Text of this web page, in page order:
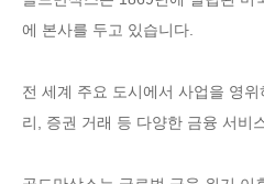
에 본사를 두고 있습니다.
전 세계 주요 도시에서 사업을 영
리, 증권 거래 등 다양한 금융 서비